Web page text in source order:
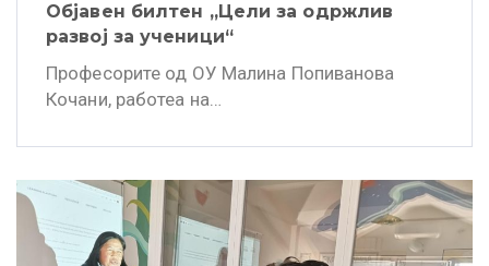
Објавен билтен „Цели за одржлив
развој за ученици“
Професорите од ОУ Малина Попиванова
Кочани, работеа на…